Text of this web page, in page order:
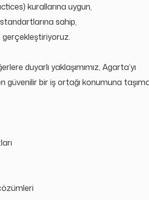
kurallarına uygun,
sahip,
gerçekleştiriyoruz.
duyarlı yaklaşımımız, Agarta’yı
güvenilir bir iş ortağı konumuna